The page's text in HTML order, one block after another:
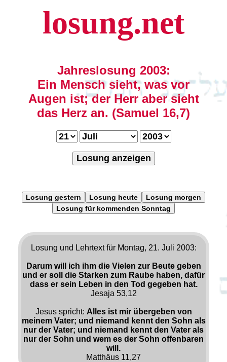
losung.net
Jahreslosung 2003:
Ein Mensch sieht, was vor
Augen ist; der Herr aber sieht
das Herz an. (Samuel 16,7)
Losung anzeigen
Losung gestern Losung heute
Losung morgen
Losung für kommenden Sonntag
Losung und Lehrtext für Montag, 21. Juli 2003:
Darum will ich ihm die Vielen zur Beute geben
und er soll die Starken zum Raube haben, dafür
dass er sein Leben in den Tod gegeben hat.
Jesaja 53,12
Jesus spricht: Alles ist mir übergeben von
meinem Vater; und niemand kennt den Sohn als
nur der Vater; und niemand kennt den Vater als
nur der Sohn und wem es der Sohn offenbaren
will.
Matthäus 11,27